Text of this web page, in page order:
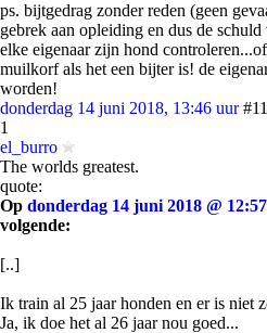
ps. bijtgedrag zonder reden (geen
gebrek aan opleiding en dus de
elke eigenaar zijn hond
muilkorf als het een bijter is! de
worden!
donderdag 14 juni 2018, 13:46 uur
1
el_burro
The worlds greatest.
quote:
Op donderdag 14 juni 2018 @ 12:57
volgende:
[..]
Ik train al 25 jaar honden en er is niet
Ja, ik doe het al 26 jaar nou goed...